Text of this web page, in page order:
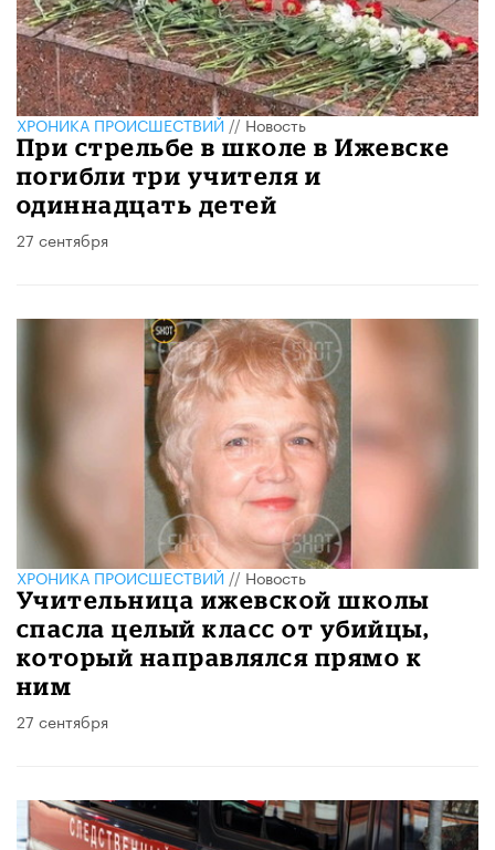
ХРОНИКА ПРОИСШЕСТВИЙ//Новость
При стрельбе в школе в Ижевске
погибли три учителя и
одиннадцать детей
27 сентября
ХРОНИКА ПРОИСШЕСТВИЙ//Новость
Учительница ижевской школы
спасла целый класс от убийцы,
который направлялся прямо к
ним
27 сентября